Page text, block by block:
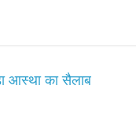
आस्था का सैलाब